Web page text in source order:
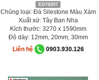
EGY8207
Chủng loại: Đá Silestone Màu Xám
Xuất xứ: Tây Ban Nha
Kích thước: 3270 x 1590mm
Độ dày: 12mm, 20mm, 30mm
Liên hệ
0903.930.126